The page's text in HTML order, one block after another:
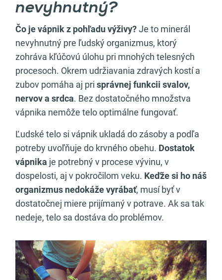
nevyhnutný?
Čo je vápnik z pohľadu výživy?Je to minerál
nevyhnutný pre ľudský organizmus, ktorý
zohráva kľúčovú úlohu pri mnohých telesných
procesoch. Okrem udržiavania zdravých kostí a
zubov pomáha aj pri správnej funkcii svalov,
nervov a srdca. Bez dostatočného množstva
vápnika nemôže telo optimálne fungovať.
Ľudské telo si vápnik ukladá do zásoby a podľa
potreby uvoľňuje do krvného obehu. Dostatok
vápnika je potrebný v procese vývinu, v
dospelosti, aj v pokročilom veku. Keďže si ho náš
organizmus nedokáže vyrábať, musí byť v
dostatočnej miere prijímaný v potrave. Ak sa tak
nedeje, telo sa dostáva do problémov.